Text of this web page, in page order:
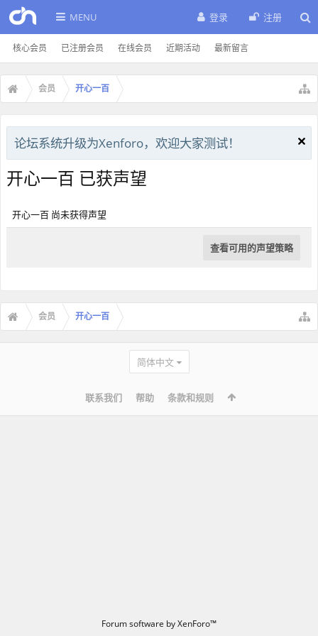
MENU
核心会员 已注册会员 在线会员 近期活动 最新留言
登录 注册
会员 开心一百
论坛系统升级为Xenforo，欢迎大家测试！
开心一百 已获声望
开心一百 尚未获得声望
查看可用的声望策略
会员 开心一百
简体中文
联系我们 帮助 条款和规则
Forum software by XenForo™